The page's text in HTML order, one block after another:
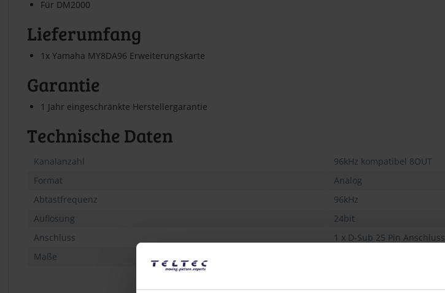
Für DM2000
Lieferumfang
1x Yamaha MY8DA96 Erweiterungskarte
Garantie
1 Jahr eingeschränkte Herstellergarantie
Technische Daten
Kanalanzahl
96kHz kompatibel 8OUT
Format
Analog
Abtastfrequenz
96kHz
Auflösung
24bit
Anschluss
1 x D-Sub 25 Pin Anschluss
Maße